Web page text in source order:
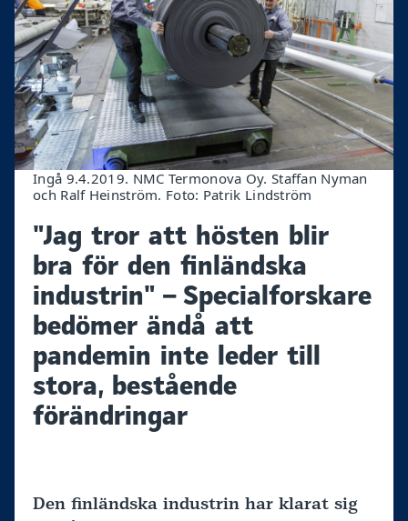
Ingå 9.4.2019. NMC Termonova Oy. Staffan Nyman
och Ralf Heinström. Foto: Patrik Lindström
"Jag tror att hösten blir
bra för den finländska
industrin" – Specialforskare
bedömer ändå att
pandemin inte leder till
stora, bestående
förändringar
Den finländska industrin har klarat sig